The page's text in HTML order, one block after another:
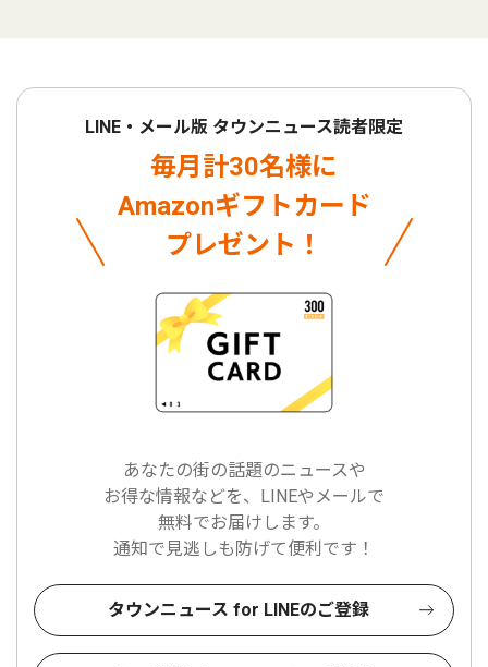
LINE・メール版 タウンニュース読者限定
毎月計30名様に
Amazonギフトカード
プレゼント！
あなたの街の話題のニュースや
お得な情報などを、LINEやメールで
無料でお届けします。
通知で見逃しも防げて便利です！
タウンニュース for LINEのご登録